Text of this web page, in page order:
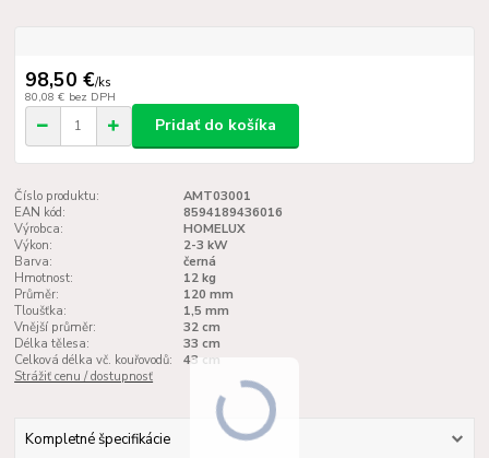
98,50 €/ks
80,08 € bez DPH
Pridať do košíka
Číslo produktu:
AMT03001
EAN kód:
8594189436016
Výrobca:
HOMELUX
Výkon:
2-3 kW
Barva:
černá
Hmotnost:
12 kg
Průměr:
120 mm
Tloušťka:
1,5 mm
Vnější průměr:
32 cm
Délka tělesa:
33 cm
Celková délka vč. kouřovodů:
43 cm
Strážiť cenu / dostupnosť
Kompletné špecifikácie